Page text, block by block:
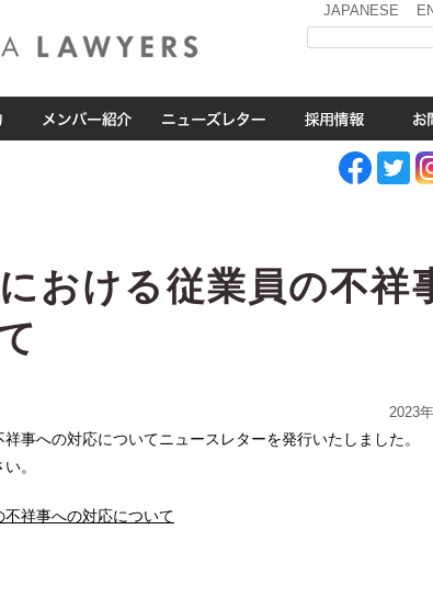
JAPANESE
おける従業員の不祥
2023
事への対応についてニュースレターを発行いたしました。
。
祥事への対応について